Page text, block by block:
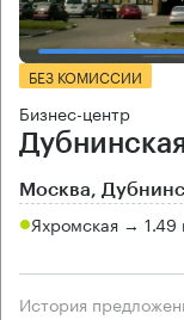
БЕЗ КОМИССИИ
Бизнес-центр
Москва,
Яхромская → 1.49
История